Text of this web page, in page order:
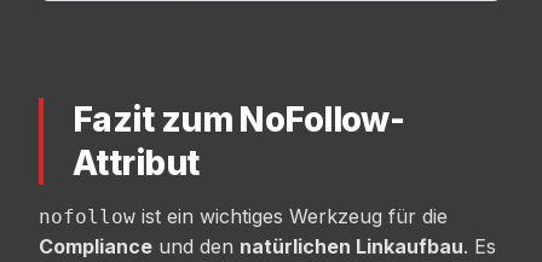
Fazit zum NoFollow-
Attribut
nofollow ist ein wichtiges Werkzeug für die
Compliance und den natürlichen Linkaufbau. Es